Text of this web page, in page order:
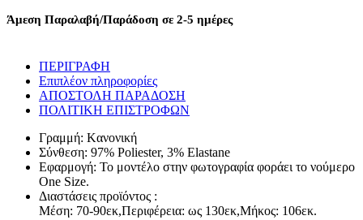
ποσότητα
Άμεση Παραλαβή/Παράδοση σε 2-5 ημέρες
ΠΕΡΙΓΡΑΦΗ
Επιπλέον πληροφορίες
ΑΠΟΣΤΟΛΗ ΠΑΡΑΔΟΣΗ
ΠΟΛΙΤΙΚΗ ΕΠΙΣΤΡΟΦΩΝ
Γραμμή: Kανονική
Σύνθεση: 97% Poliester, 3% Elastane
Εφαρμογή: Το μοντέλο στην φωτογραφία φοράει το νούμερο
One Size.
Διαστάσεις προϊόντος :
Μέση: 70-90εκ,Περιφέρεια: ως 130εκ,Μήκος: 106εκ.